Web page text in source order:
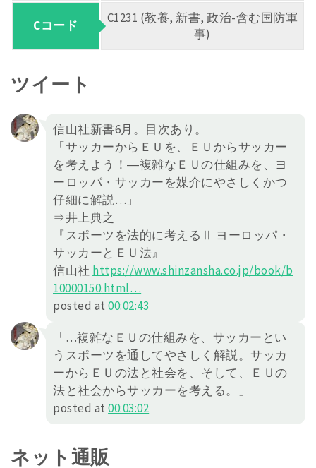
Cコード
C1231 (教養, 新書, 政治-含む国防軍
事)
ツイート
信山社新書6月。目次あり。
「サッカーからＥＵを、ＥＵからサッカー
を考えよう！―複雑なＥＵの仕組みを、ヨ
ーロッパ・サッカーを媒介にやさしくかつ
仔細に解説…」
⇒井上典之
『スポーツを法的に考えるⅡ ヨーロッパ・
サッカーとＥＵ法』
信山社 https://www.shinzansha.co.jp/book/b
10000150.html…
posted at00:02:43
「…複雑なＥＵの仕組みを、サッカーとい
うスポーツを通してやさしく解説。サッカ
ーからＥＵの法と社会を、そして、ＥＵの
法と社会からサッカーを考える。」
posted at00:03:02
ネット通販